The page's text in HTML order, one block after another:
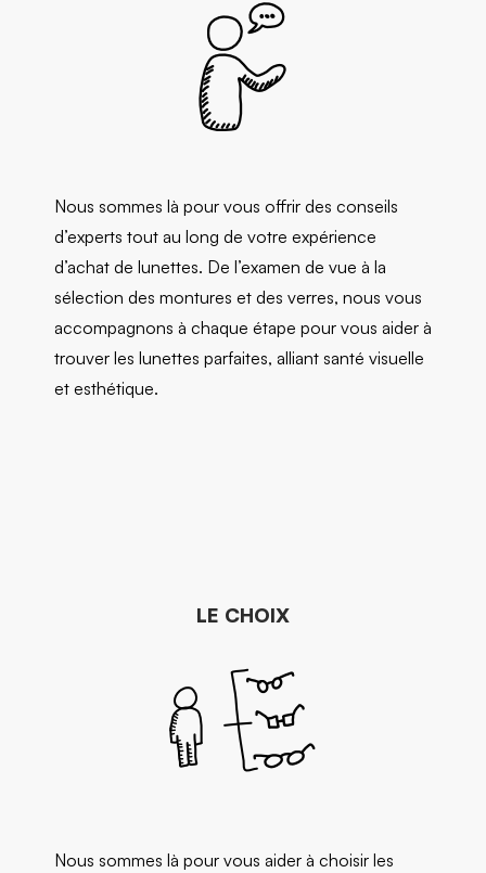
Nous sommes là pour vous offrir des conseils
d’experts tout au long de votre expérience
d’achat de lunettes. De l’examen de vue à la
sélection des montures et des verres, nous vous
accompagnons à chaque étape pour vous aider à
trouver les lunettes parfaites, alliant santé visuelle
et esthétique.
LE CHOIX
Nous sommes là pour vous aider à choisir les